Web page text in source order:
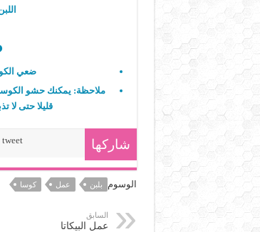
ضعي
ملاحظة: يمكنك حشو
قليلا حتى
شاركها tweet
الوسوم بلبن عمل كوسا
السابق
عمل البيكاتا